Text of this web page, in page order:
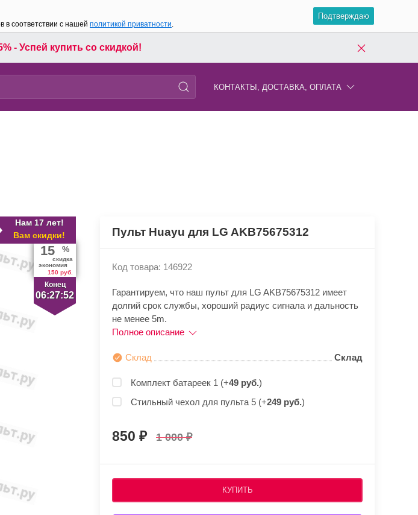
в соответствии с нашей политикой приватности.
Подтверждаю
- Успей купить со скидкой!
КОНТАКТЫ, ДОСТАВКА, ОПЛАТА
Нам 17 лет!
Вам скидки!
Конец
06:27:52
15 %
скидка
экономия
150 руб.
Пульт Huayu для LG AKB75675312
Код товара: 146922
Гарантируем, что наш пульт для LG AKB75675312 имеет
долгий срок службы, хороший радиус сигнала и дальность
не менее 5m.
Полное описание
Склад Склад
Комплект батареек 1 (+49 руб.)
Стильный чехол для пульта 5 (+249 руб.)
850 1 000
КУПИТЬ